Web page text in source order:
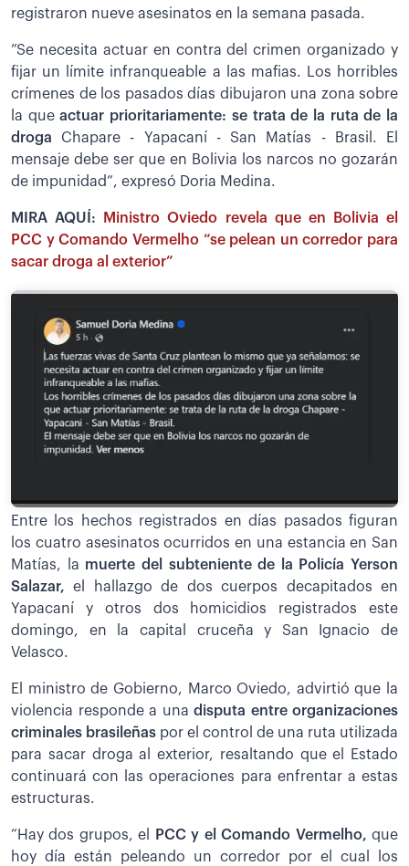
registraron nueve asesinatos en la semana pasada.
”Se necesita actuar en contra del crimen organizado y
fijar un límite infranqueable a las mafias. Los horribles
crímenes de los pasados días dibujaron una zona sobre
la queactuar prioritariamente: se trata de la ruta de la
droga Chapare - Yapacaní - San Matías - Brasil. El
mensaje debe ser que en Bolivia los narcos no gozarán
de impunidad”, expresó Doria Medina.
MIRA AQUÍ:
Ministro Oviedo revela que en Bolivia el
PCC y Comando Vermelho “se pelean un corredor para
sacar droga al exterior”
Entre los hechos registrados en días pasados figuran
los cuatro asesinatos ocurridos en una estancia en San
Matías, la muerte del subteniente de la Policía Yerson
Salazar,el hallazgo de dos cuerpos decapitados en
Yapacaní y otros dos homicidios registrados este
domingo, en la capital cruceña y San Ignacio de
Velasco.
El ministro de Gobierno, Marco Oviedo, advirtió que la
violencia responde a una disputa entre organizaciones
criminales brasileñas por el control de una ruta utilizada
para sacar droga al exterior, resaltando que el Estado
continuará con las operaciones para enfrentar a estas
estructuras.
“Hay dos grupos, el PCC y el Comando Vermelho, que
hoy día están peleando un corredor por el cual los